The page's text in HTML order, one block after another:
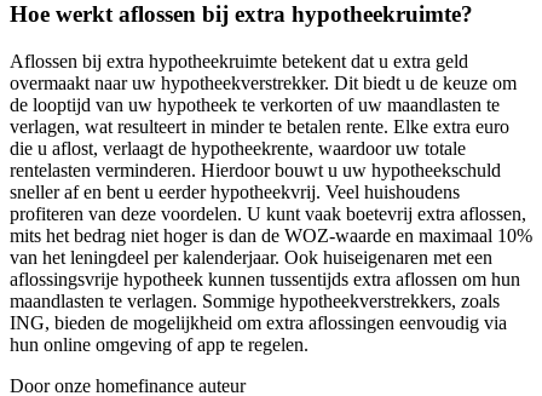
Hoe werkt aflossen bij extra hypotheekruimte?
Aflossen bij extra hypotheekruimte betekent dat u extra geld
overmaakt naar uw hypotheekverstrekker. Dit biedt u de keuze om
de looptijd van uw hypotheek te verkorten of uw maandlasten te
verlagen, wat resulteert in minder te betalen rente. Elke extra euro
die u aflost, verlaagt de hypotheekrente, waardoor uw totale
rentelasten verminderen. Hierdoor bouwt u uw hypotheekschuld
sneller af en bent u eerder hypotheekvrij. Veel huishoudens
profiteren van deze voordelen. U kunt vaak boetevrij extra aflossen,
mits het bedrag niet hoger is dan de WOZ-waarde en maximaal 10%
van het leningdeel per kalenderjaar. Ook huiseigenaren met een
aflossingsvrije hypotheek kunnen tussentijds extra aflossen om hun
maandlasten te verlagen. Sommige hypotheekverstrekkers, zoals
ING, bieden de mogelijkheid om extra aflossingen eenvoudig via
hun online omgeving of app te regelen.
Door onze homefinance auteur